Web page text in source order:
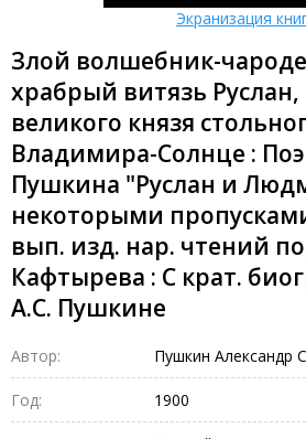
Экранизация
Злой волшебник-
храбрый витязь
великого князя
Владимира-Солнце :
Пушкина "Руслан и
некоторыми
вып. изд. нар. чтений
Кафтырева : С крат.
А.С. Пушкине
Автор: Пушкин Александр
Год: 1900